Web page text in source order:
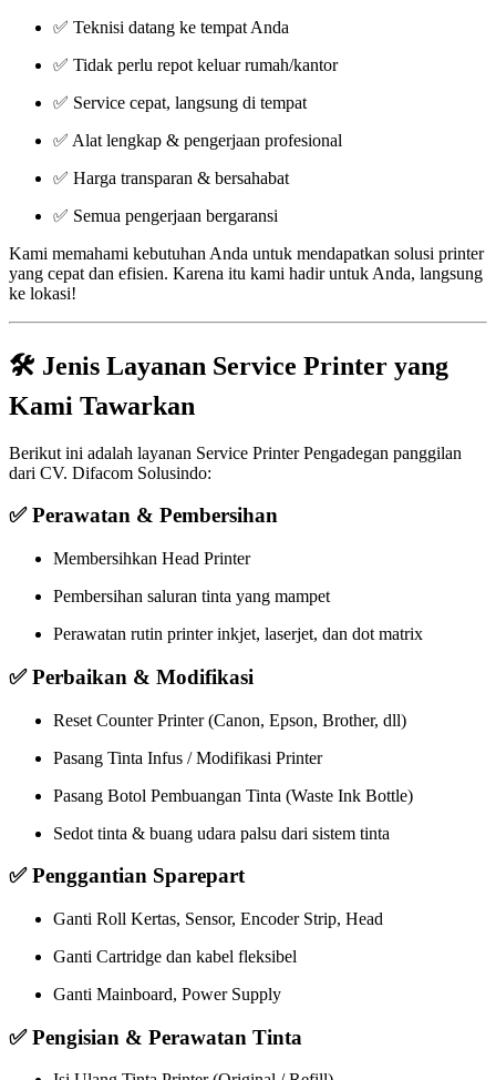
✅ Teknisi datang ke tempat Anda
✅ Tidak perlu repot keluar rumah/kantor
✅ Service cepat, langsung di tempat
✅ Alat lengkap & pengerjaan profesional
✅ Harga transparan & bersahabat
✅ Semua pengerjaan bergaransi
Kami memahami kebutuhan Anda untuk mendapatkan solusi printer
yang cepat dan efisien. Karena itu kami hadir untuk Anda, langsung
ke lokasi!
🛠️ Jenis Layanan Service Printer yang
Kami Tawarkan
Berikut ini adalah layanan Service Printer Pengadegan panggilan
dari CV. Difacom Solusindo:
✅ Perawatan & Pembersihan
Membersihkan Head Printer
Pembersihan saluran tinta yang mampet
Perawatan rutin printer inkjet, laserjet, dan dot matrix
✅ Perbaikan & Modifikasi
Reset Counter Printer (Canon, Epson, Brother, dll)
Pasang Tinta Infus / Modifikasi Printer
Pasang Botol Pembuangan Tinta (Waste Ink Bottle)
Sedot tinta & buang udara palsu dari sistem tinta
✅ Penggantian Sparepart
Ganti Roll Kertas, Sensor, Encoder Strip, Head
Ganti Cartridge dan kabel fleksibel
Ganti Mainboard, Power Supply
✅ Pengisian & Perawatan Tinta